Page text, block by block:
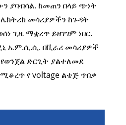
ያባብሳል. ከመጠን በላይ ጭነት
መሳሪያዎችን ከጉዳት
ጊዜ ማቋረጥ ይዘገግም ነበር.
ኤም.ሲ.ሲ. በቪራሪ መሳሪያዎች
ድርጊት ያልተለመደ
የ voltage ልቴጅ ጥበቃ